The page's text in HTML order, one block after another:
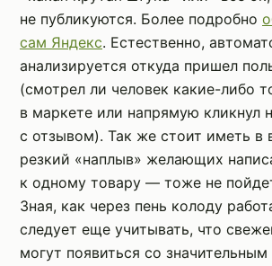
не публикуются. Более подробно
сам Яндекс. Естественно,
анализируется откуда пришел
(смотрел ли человек какие-либо
в маркете или напрямую кликнул
с отзывом). Так же стоит иметь в
резкий «наплыв» желающих
к одному товару — тоже не
Зная, как через пень колоду
следует еще учитывать, что
могут появиться со